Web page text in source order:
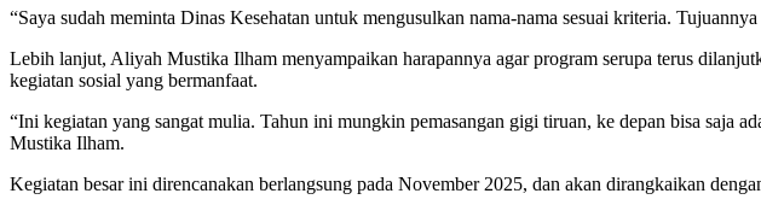
“Saya sudah meminta Dinas Kesehatan untuk mengusulkan nama-nama sesuai kriteria.
Lebih lanjut, Aliyah Mustika Ilham menyampaikan harapannya agar program serupa terus
kegiatan sosial yang bermanfaat.
“Ini kegiatan yang sangat mulia. Tahun ini mungkin pemasangan gigi tiruan, ke depan bisa saja
Mustika Ilham.
Kegiatan besar ini direncanakan berlangsung pada November 2025, dan akan dirangkaikan